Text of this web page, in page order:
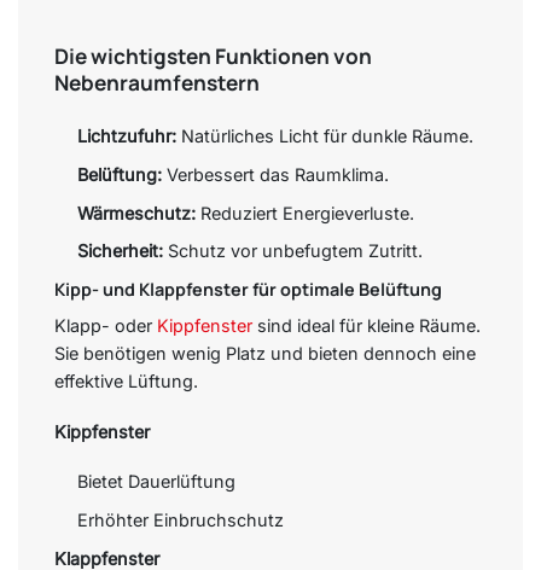
Die wichtigsten Funktionen von
Nebenraumfenstern
Lichtzufuhr:Natürliches Licht für dunkle Räume.
Belüftung:Verbessert das Raumklima.
Wärmeschutz:Reduziert Energieverluste.
Sicherheit:Schutz vor unbefugtem Zutritt.
Kipp- und Klappfenster für optimale Belüftung
Klapp- oder Kippfenster sind ideal für kleine Räume.
Sie benötigen wenig Platz und bieten dennoch eine
effektive Lüftung.
Kippfenster
Bietet Dauerlüftung
Erhöhter Einbruchschutz
Klappfenster